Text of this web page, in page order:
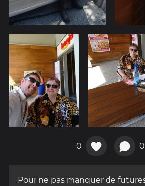
0 0
Pour ne pas manquer de